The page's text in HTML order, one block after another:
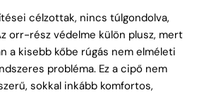
célzottak, nincs túlgondolva,
orr-rész védelme külön plusz, mert
a kisebb kőbe rúgás nem elméleti
probléma. Ez a cipő nem
sokkal inkább komfortos,